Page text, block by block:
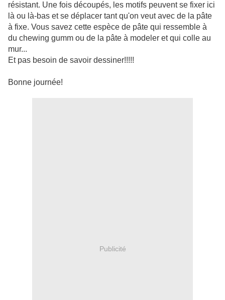
résistant. Une fois découpés, les motifs peuvent se fixer ici
là ou là-bas et se déplacer tant qu'on veut avec de la pâte
à fixe. Vous savez cette espèce de pâte qui ressemble à
du chewing gumm ou de la pâte à modeler et qui colle au
mur...
Et pas besoin de savoir dessiner!!!!!
Bonne journée!
Publicité